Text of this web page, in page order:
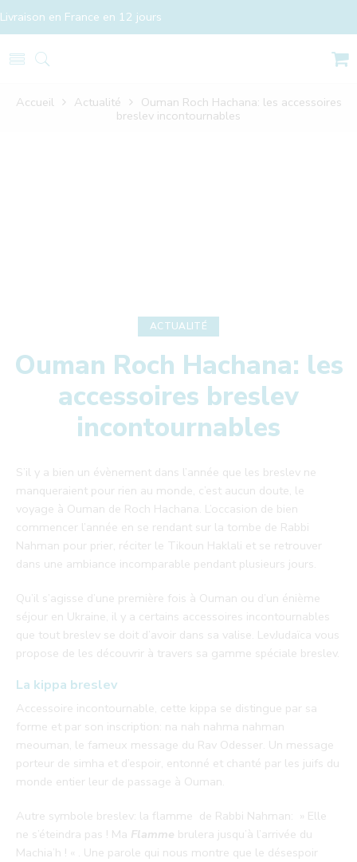
Livraison en France en 12 jours
Accueil Actualité
Ouman Roch Hachana: les accessoires
breslev incontournables
ACTUALITÉ
Ouman Roch Hachana: les
accessoires breslev
incontournables
S’il y a bien un évènement dans l’année que les breslev ne
manqueraient pour rien au monde, c’est aucun doute, le
voyage à Ouman de Roch Hachana. L’occasion de bien
commencer l’année en se rendant sur la tombe de Rabbi
Nahman pour prier, réciter le Tikoun Haklali et se retrouver
dans une ambiance incomparable pendant plusieurs jours.
Qu’il s’agisse d’une première fois à Ouman ou d’un énième
séjour en Ukraine, il y a certains accessoires incontournables
que tout breslev se doit d’avoir dans sa valise. LevJudaïca vous
propose de les découvrir à travers sa gamme spéciale breslev.
La kippa breslev
Accessoire incontournable, cette kippa se distingue par sa
forme et par son inscription: na nah nahma nahman
meouman, le fameux message du Rav Odesser. Un message
porteur de simha et d’espoir, entonné et chanté par les juifs du
monde entier leur de passage à Ouman.
Autre symbole breslev: la flamme de Rabbi Nahman: » Elle
ne s’éteindra pas ! Ma Flamme brulera jusqu’à l’arrivée du
Machia’h ! « . Une parole qui nous montre que le désespoir